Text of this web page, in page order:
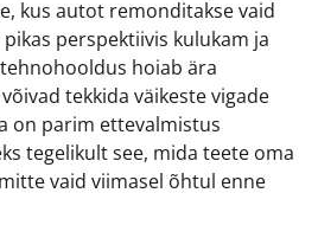
kus autot remonditakse vaid
pikas perspektiivis kulukam ja
hoiab ära
tekkida väikeste vigade
on parim ettevalmistus
tegelikult see, mida teete oma
vaid viimasel õhtul enne